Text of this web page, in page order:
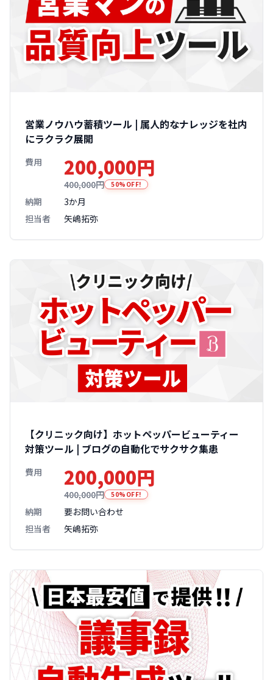
営業ノウハウ蓄積ツール | 属人的なナレッジを社内
にラクラク展開
費用 200,000円
400,000円 50%OFF!
納期
3か月
担当者
矢嶋拓弥
【クリニック向け】ホットペッパービューティー
対策ツール | ブログの自動化でサクサク集患
費用 200,000円
400,000円 50%OFF!
納期
要お問い合わせ
担当者
矢嶋拓弥